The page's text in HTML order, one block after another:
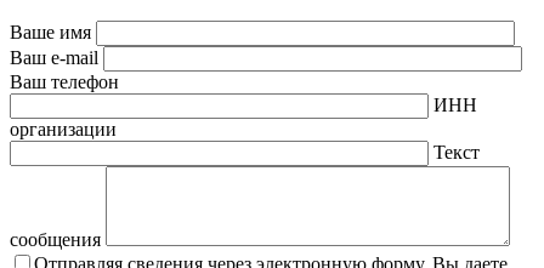
Ваше имя
Ваш e-mail
Ваш телефон
ИНН
организации
Текст
сообщения
Отправляя сведения через электронную форму, Вы даете